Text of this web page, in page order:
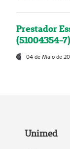
Prestador
(51004354-7)
04 de Maio de
Unimed